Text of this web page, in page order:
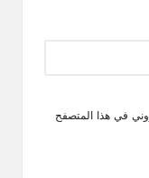
في هذا المتصفح